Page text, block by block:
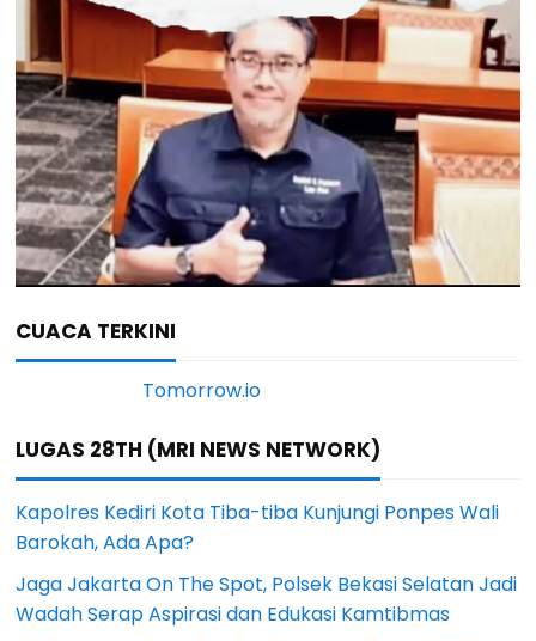
CUACA TERKINI
LUGAS 28TH (MRI NEWS NETWORK)
Kapolres Kediri Kota Tiba-tiba Kunjungi Ponpes Wali
Barokah, Ada Apa?
Jaga Jakarta On The Spot, Polsek Bekasi Selatan Jadi
Wadah Serap Aspirasi dan Edukasi Kamtibmas